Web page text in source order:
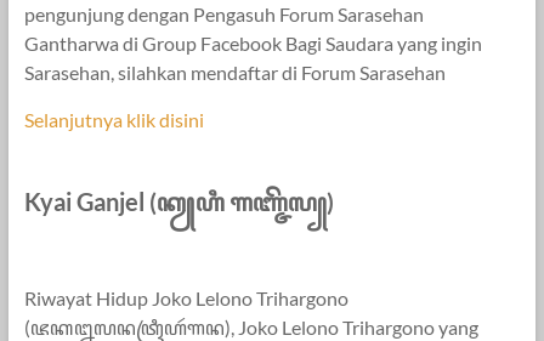
pengunjung dengan Pengasuh Forum Sarasehan
Gantharwa di Group Facebook Bagi Saudara yang ingin
Sarasehan, silahkan mendaftar di Forum Sarasehan
Selanjutnya klik disini
Kyai Ganjel (ꦏꦾꦲꦶ ꦒꦚ꧀ꦗꦼꦭ꧀)
Riwayat Hidup Joko Lelono Trihargono
(ꦗꦏꦊꦭꦤꦠꦿꦶꦲꦂꦒꦤ), Joko Lelono Trihargono yang